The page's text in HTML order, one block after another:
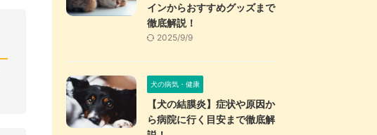
インからおすすめグッズまで
徹底解説！
2025/9/9
犬の病気・健康
【犬の結膜炎】症状や原因か
ら病院に行く目安まで徹底解